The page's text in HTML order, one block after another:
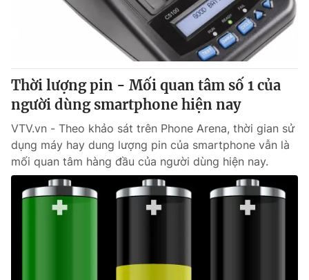
Thời lượng pin - Mối quan tâm số 1 của
người dùng smartphone hiện nay
VTV.vn - Theo khảo sát trên Phone Arena, thời gian sử
dụng máy hay dung lượng pin của smartphone vẫn là
mối quan tâm hàng đầu của người dùng hiện nay.